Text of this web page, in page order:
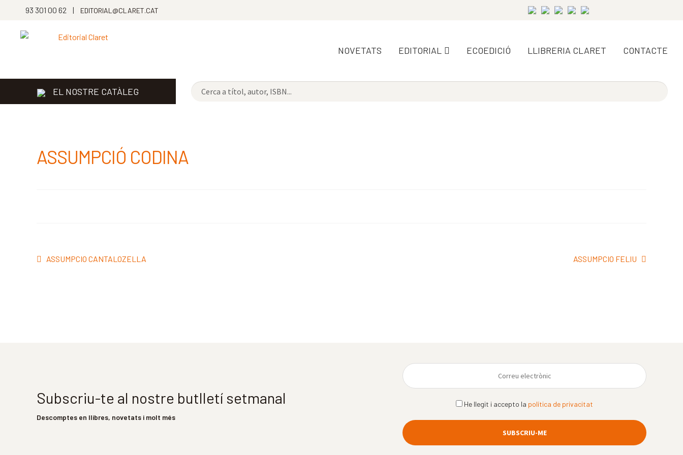
93 301 00 62 | EDITORIAL@CLARET.CAT
NOVETATS EDITORIAL ECOEDICIÓ LLIBRERIA CLARET CONTACTE
EL NOSTRE CATÀLEG
ASSUMPCIÓ CODINA
Navegació
Entrada
ASSUMPCIO CANTALOZELLA
Pròxima
ASSUMPCIO FELIU
Subscriu-te al nostre butlletí setmanal
Descomptes en llibres, novetats i molt més
He llegit i accepto la política de privacitat